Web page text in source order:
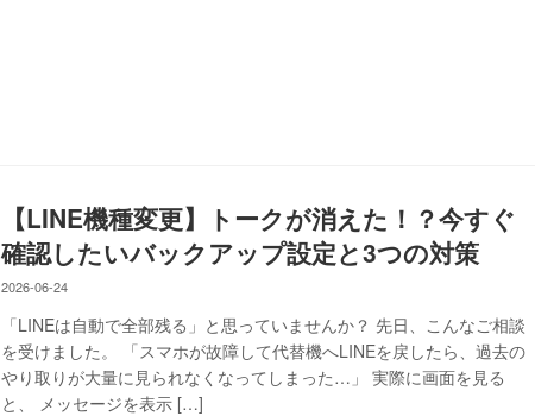
【LINE機種変更】トークが消えた！？今すぐ
確認したいバックアップ設定と3つの対策
2026-06-24
「LINEは自動で全部残る」と思っていませんか？ 先日、こんなご相談
を受けました。 「スマホが故障して代替機へLINEを戻したら、過去の
やり取りが大量に見られなくなってしまった…」 実際に画面を見る
と、 メッセージを表示 […]